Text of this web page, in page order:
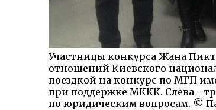
Участницы конкурса Жана
отношений Киевского
поездкой на конкурс по МГП
при поддержке МККК. Слева -
по юридическим вопросам. ©